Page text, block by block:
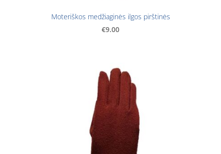
Moteriškos medžiaginės ilgos pirštinės
€9.00